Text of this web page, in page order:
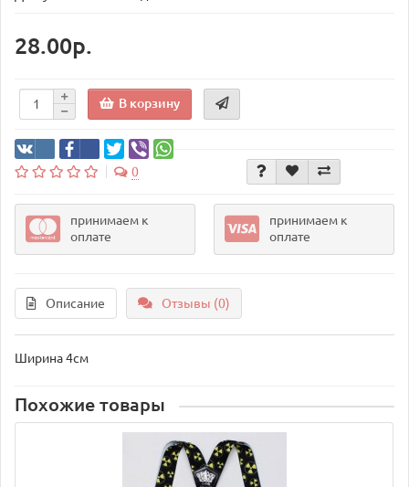
28.00р.
В корзину
0
принимаем к
оплате
принимаем к
оплате
Описание Отзывы (0)
Ширина 4см
Похожие товары